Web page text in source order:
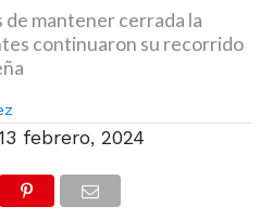
de mantener cerrada la
continuaron su recorrido
febrero, 2024